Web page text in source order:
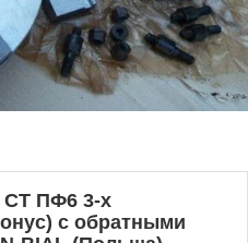
СТ ПФ6 3-х
с обратными